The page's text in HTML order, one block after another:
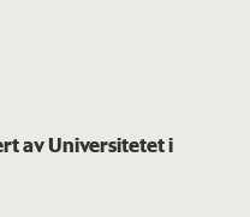
av Universitetet i